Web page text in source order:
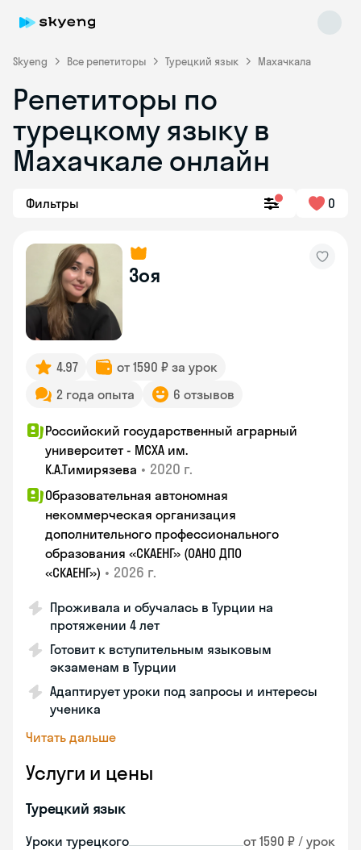
Skyeng Все репетиторы Турецкий язык Махачкала
Репетиторы по
турецкому языку в
Махачкале онлайн
Фильтры 0
Зоя
4.97
от 1590 ₽ за урок
2 года опыта
6 отзывов
Российский государственный аграрный
университет - МСХА им.
К.А.Тимирязева • 2020 г.
Образовательная автономная
некоммерческая организация
дополнительного профессионального
образования «СКАЕНГ» (ОАНО ДПО
«СКАЕНГ») • 2026 г.
Проживала и обучалась в Турции на
протяжении 4 лет
Готовит к вступительным языковым
экзаменам в Турции
Адаптирует уроки под запросы и интересы
ученика
Читать дальше
Услуги и цены
Турецкий язык
Уроки турецкого от 1590 ₽ / урок
Skyeng Chat